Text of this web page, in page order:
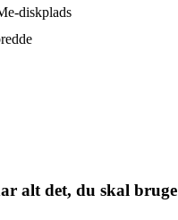
diskplads
alt det, du skal bruge